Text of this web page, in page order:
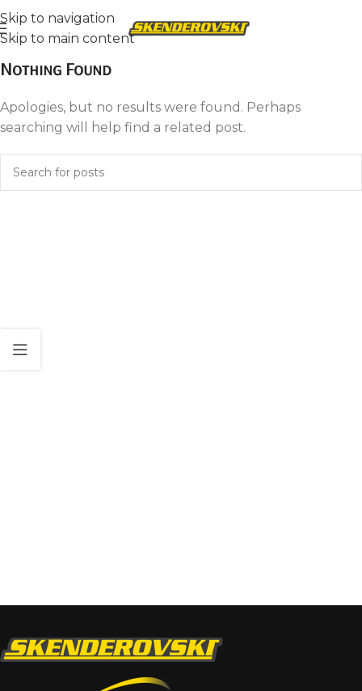
Skip to navigation
Skip to main content
Nothing Found
Apologies, but no results were found. Perhaps
searching will help find a related post.